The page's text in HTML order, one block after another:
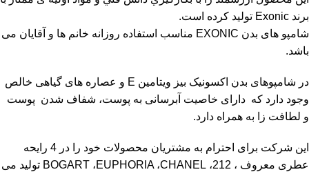
برند Exonic تولید کرده است.
شامپو های بدن EXONIC مناسب استفاده روزانه خانم ها و آقایان می
باشد.
در شامپوهای بدن اکسونیک بیز ویتامین E و عصاره های گیاهی خالص
وجود دارد که دارای خاصیت آبرسانی به پوست، شفاف شدن پوست
و لطافت زا به همراه دارد.
این شرکت برای احترام به مشتریان محصولات خود را در 4 رایحه
عطری معروف ، 212، BOGART ،EUPHORIA ،CHANEL تولید می